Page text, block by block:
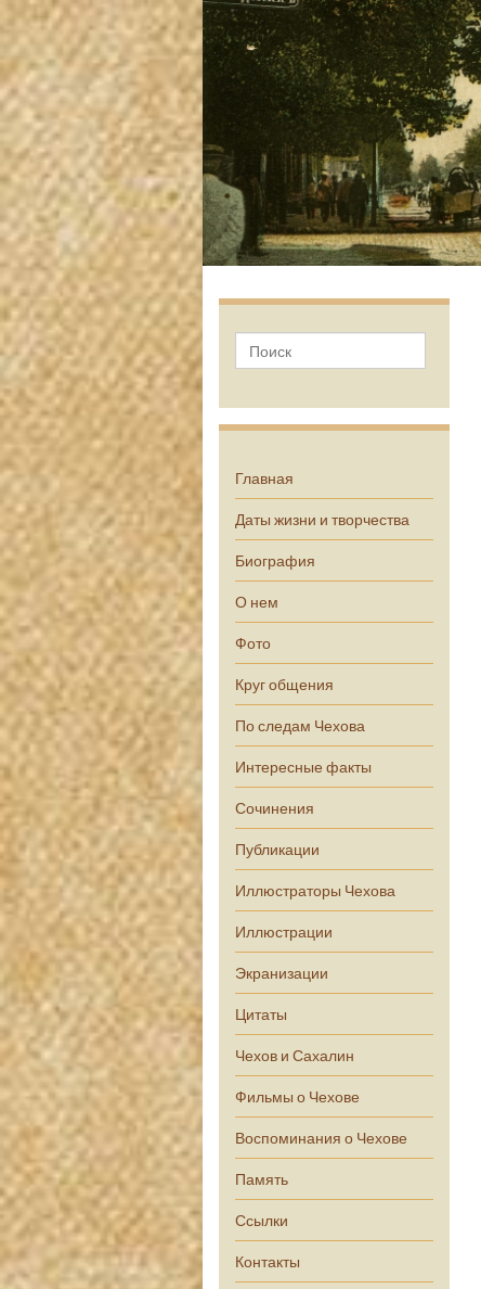
Главная
Даты жизни и творчества
Биография
О нем
Фото
Круг общения
По следам Чехова
Интересные факты
Сочинения
Публикации
Иллюстраторы Чехова
Иллюстрации
Экранизации
Цитаты
Чехов и Сахалин
Фильмы о Чехове
Воспоминания о Чехове
Память
Ссылки
Контакты